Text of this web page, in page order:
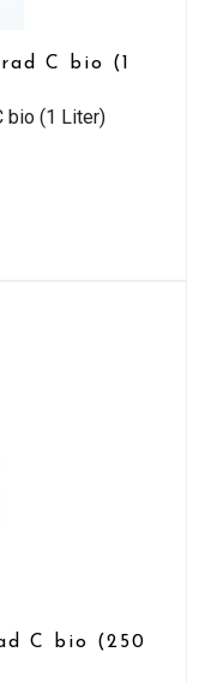
C bio (1
bio (1 Liter)
C bio (250